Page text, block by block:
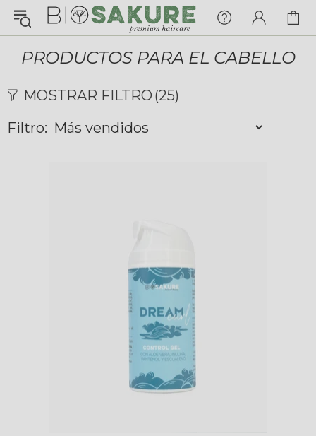
¡Konnichiwa!
¿En qué puedo ayudarte hoy?
Chat with us
FAQs View All
PRODUCTOS PARA EL CABELLO
MOSTRAR FILTRO (25)
Filtro: